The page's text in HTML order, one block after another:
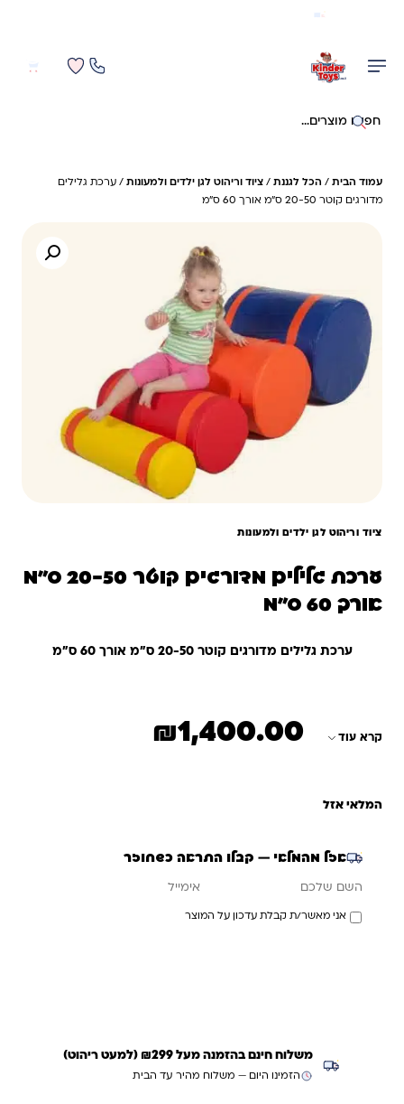
חיפוש באתר
עמוד הבית / הכל לגננת / ציוד וריהוט לגן ילדים ולמעונות / ערכת גלילים
מדורגים קוטר 20-50 ס"מ אורך 60 ס"מ
ציוד וריהוט לגן ילדים ולמעונות
ערכת גלילים מדורגים קוטר 20-50 ס"מ
אורך 60 ס"מ
ערכת גלילים מדורגים קוטר 20-50 ס"מ אורך 60 ס"מ
קרא עוד ₪1,400.00
המלאי אזל
אזל מהמלאי — קבלו התראה כשחוזר
אני מאשר/ת קבלת עדכון על המוצר
משלוח חינם בהזמנה מעל ₪299 (למעט ריהוט)
הזמינו היום — משלוח מהיר עד הבית